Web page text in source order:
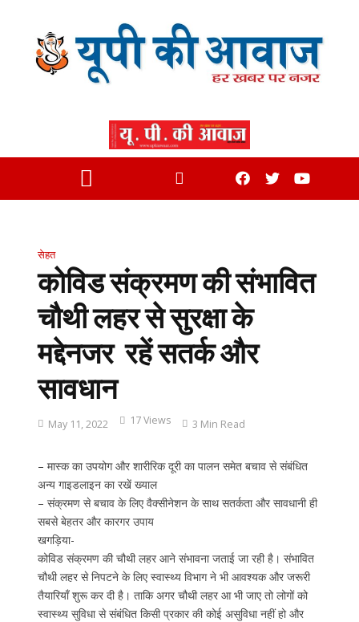
सेहत
कोविड संक्रमण की संभावित
चौथी लहर से सुरक्षा के
मद्देनजर रहें सतर्क और
सावधान
May 11, 2022 17 Views 3 Min Read
– मास्क का उपयोग और शारीरिक दूरी का पालन समेत बचाव से संबंधित
अन्य गाइडलाइन का रखें ख्याल
– संक्रमण से बचाव के लिए वैक्सीनेशन के साथ सतर्कता और सावधानी ही
सबसे बेहतर और कारगर उपाय
खगड़िया-
कोविड संक्रमण की चौथी लहर आने संभावना जताई जा रही है। संभावित
चौथी लहर से निपटने के लिए स्वास्थ्य विभाग ने भी आवश्यक और जरूरी
तैयारियाँ शुरू कर दी है। ताकि अगर चौथी लहर आ भी जाए तो लोगों को
स्वास्थ्य सुविधा से संबंधित किसी प्रकार की कोई असुविधा नहीं हो और